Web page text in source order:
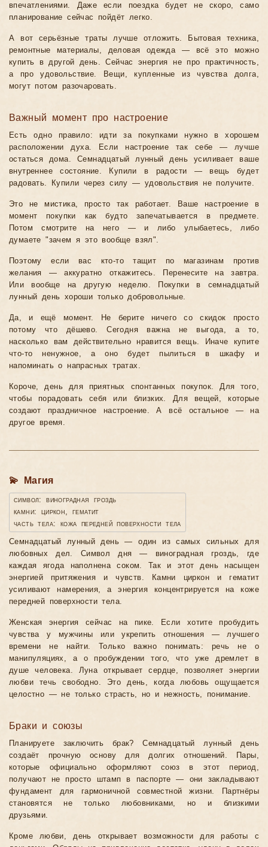
впечатлениями. Даже если поездка будет не скоро, само
планирование сейчас пойдёт легко.
А вот серьёзные траты лучше отложить. Бытовая техника,
ремонтные материалы, деловая одежда — всё это можно
купить в другой день. Сейчас энергия не про практичность,
а про удовольствие. Вещи, купленные из чувства долга,
могут потом разочаровать.
Важный момент про настроение
Есть одно правило: идти за покупками нужно в хорошем
расположении духа. Если настроение так себе — лучше
остаться дома. Семнадцатый лунный день усиливает ваше
внутреннее состояние. Купили в радости — вещь будет
радовать. Купили через силу — удовольствия не получите.
Это не мистика, просто так работает. Ваше настроение в
момент покупки как будто запечатывается в предмете.
Потом смотрите на него — и либо улыбаетесь, либо
думаете "зачем я это вообще взял".
Поэтому если вас кто-то тащит по магазинам против
желания — аккуратно откажитесь. Перенесите на завтра.
Или вообще на другую неделю. Покупки в семнадцатый
лунный день хороши только добровольные.
Да, и ещё момент. Не берите ничего со скидок просто
потому что дёшево. Сегодня важна не выгода, а то,
насколько вам действительно нравится вещь. Иначе купите
что-то ненужное, а оно будет пылиться в шкафу и
напоминать о напрасных тратах.
Короче, день для приятных спонтанных покупок. Для того,
чтобы порадовать себя или близких. Для вещей, которые
создают праздничное настроение. А всё остальное — на
другое время.
💫 Магия
символ: виноградная гроздь
камни: циркон, гематит
часть тела: кожа передней поверхности тела
Семнадцатый лунный день — один из самых сильных для
любовных дел. Символ дня — виноградная гроздь, где
каждая ягода наполнена соком. Так и этот день насыщен
энергией притяжения и чувств. Камни циркон и гематит
усиливают намерения, а энергия концентрируется на коже
передней поверхности тела.
Женская энергия сейчас на пике. Если хотите пробудить
чувства у мужчины или укрепить отношения — лучшего
времени не найти. Только важно понимать: речь не о
манипуляциях, а о пробуждении того, что уже дремлет в
душе человека. Луна открывает сердце, позволяет энергии
любви течь свободно. Это день, когда любовь ощущается
целостно — не только страсть, но и нежность, понимание.
Браки и союзы
Планируете заключить брак? Семнадцатый лунный день
создаёт прочную основу для долгих отношений. Пары,
которые официально оформляют союз в этот период,
получают не просто штамп в паспорте — они закладывают
фундамент для гармоничной совместной жизни. Партнёры
становятся не только любовниками, но и близкими
друзьями.
Кроме любви, день открывает возможности для работы с